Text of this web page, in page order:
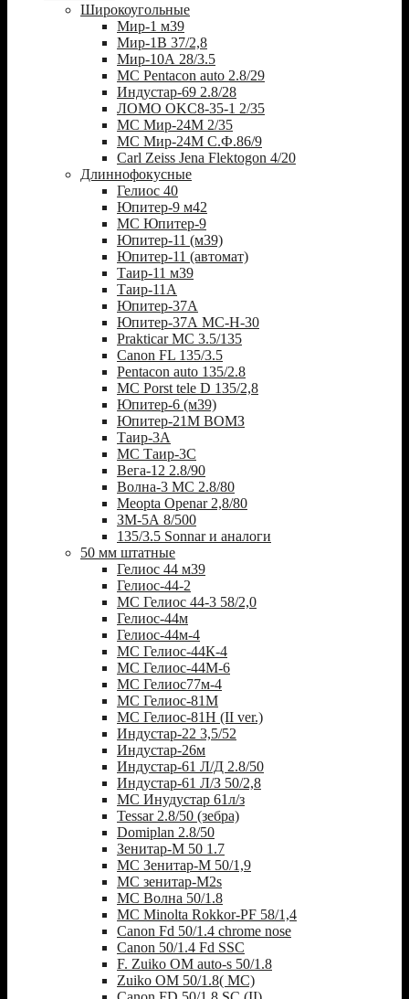
Широкоугольные
Мир-1 м39
Мир-1В 37/2,8
Мир-10А 28/3.5
MC Pentacon auto 2.8/29
Индустар-69 2.8/28
ЛОМО OKC8-35-1 2/35
МС Мир-24М 2/35
МС Мир-24М С.Ф.86/9
Carl Zeiss Jena Flektogon 4/20
Длиннофокусные
Гелиос 40
Юпитер-9 м42
МС Юпитер-9
Юпитер-11 (м39)
Юпитер-11 (автомат)
Таир-11 м39
Таир-11А
Юпитер-37А
Юпитер-37А МС-Н-30
Prakticar MC 3.5/135
Canon FL 135/3.5
Pentacon auto 135/2.8
MC Porst tele D 135/2,8
Юпитер-6 (м39)
Юпитер-21М ВОМЗ
Таир-3А
МС Таир-3С
Вега-12 2.8/90
Волна-3 МС 2.8/80
Meopta Openar 2,8/80
ЗМ-5А 8/500
135/3.5 Sonnar и аналоги
50 мм штатные
Гелиос 44 м39
Гелиос-44-2
МС Гелиос 44-3 58/2,0
Гелиос-44м
Гелиос-44м-4
МС Гелиос-44К-4
МС Гелиос-44М-6
МС Гелиос77м-4
МС Гелиос-81М
МС Гелиос-81Н (II ver.)
Индустар-22 3,5/52
Индустар-26м
Индустар-61 Л/Д 2.8/50
Индустар-61 Л/З 50/2,8
МС Инудустар 61л/з
Tessar 2.8/50 (зебра)
Domiplan 2.8/50
Зенитар-М 50 1.7
МС Зенитар-М 50/1,9
МС зенитар-M2s
MC Волна 50/1.8
MC Minolta Rokkor-PF 58/1,4
Canon Fd 50/1.4 chrome nose
Canon 50/1.4 Fd SSC
F. Zuiko OM auto-s 50/1.8
Zuiko OM 50/1.8( MC)